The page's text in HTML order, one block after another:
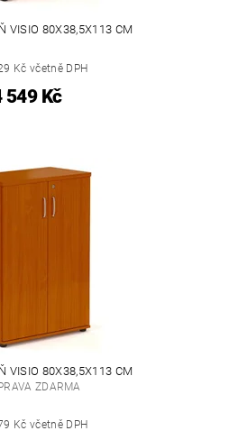
VISIO 80X38,5X113 CM
Kč včetně DPH
549 Kč
VISIO 80X38,5X113 CM
ZDARMA
Kč včetně DPH